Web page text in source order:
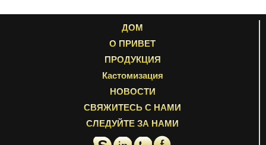
ДОМ
О ПРИВЕТ
ПРОДУКЦИЯ
Кастомизация
НОВОСТИ
СВЯЖИТЕСЬ С НАМИ
СЛЕДУЙТЕ ЗА НАМИ